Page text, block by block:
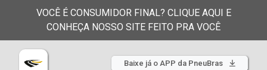
VOCÊ É CONSUMIDOR FINAL? CLIQUE AQUI E
CONHEÇA NOSSO SITE FEITO PRA VOCÊ
Baixe já o APP da PneuBras